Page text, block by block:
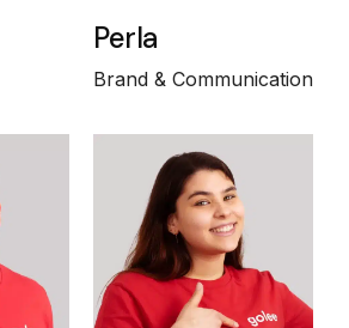
Perla
Brand & Communication